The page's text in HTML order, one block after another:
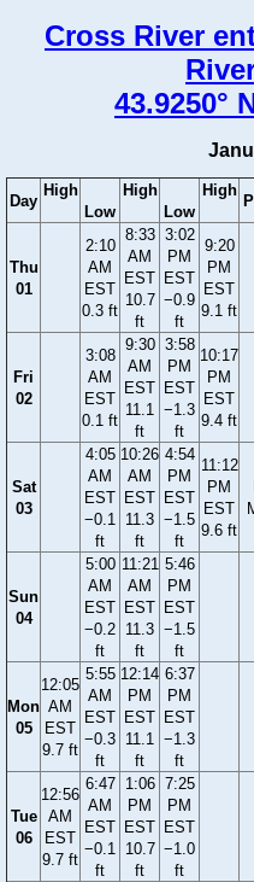
Cross River
43.9250°
Day
High
Low
High
Low
High
Thu
01
2:10
AM
EST
0.3 ft
8:33
AM
EST
10.7
ft
3:02
PM
EST
−0.9
ft
9:20
PM
EST
9.1 ft
Fri
02
3:08
AM
EST
0.1 ft
9:30
AM
EST
11.1
ft
3:58
PM
EST
−1.3
ft
10:17
PM
EST
9.4 ft
Sat
03
4:05
AM
EST
−0.1
ft
10:26
AM
EST
11.3
ft
4:54
PM
EST
−1.5
ft
11:12
PM
EST
9.6 ft
Sun
04
5:00
AM
EST
−0.2
ft
11:21
AM
EST
11.3
ft
5:46
PM
EST
−1.5
ft
Mon
05
12:05
AM
EST
9.7 ft
5:55
AM
EST
−0.3
ft
12:14
PM
EST
11.1
ft
6:37
PM
EST
−1.3
ft
Tue
06
12:56
AM
EST
9.7 ft
6:47
AM
EST
−0.1
ft
1:06
PM
EST
10.7
ft
7:25
PM
EST
−1.0
ft